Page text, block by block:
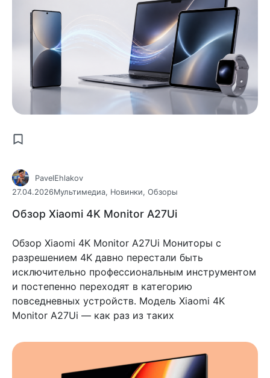
PavelEhlakov
27.04.2026Мультимедиа, Новинки, Обзоры
Обзор Xiaomi 4K Monitor A27Ui
Обзор Xiaomi 4K Monitor A27Ui Мониторы с
разрешением 4K давно перестали быть
исключительно профессиональным инструментом
и постепенно переходят в категорию
повседневных устройств. Модель Xiaomi 4K
Monitor A27Ui — как раз из таких